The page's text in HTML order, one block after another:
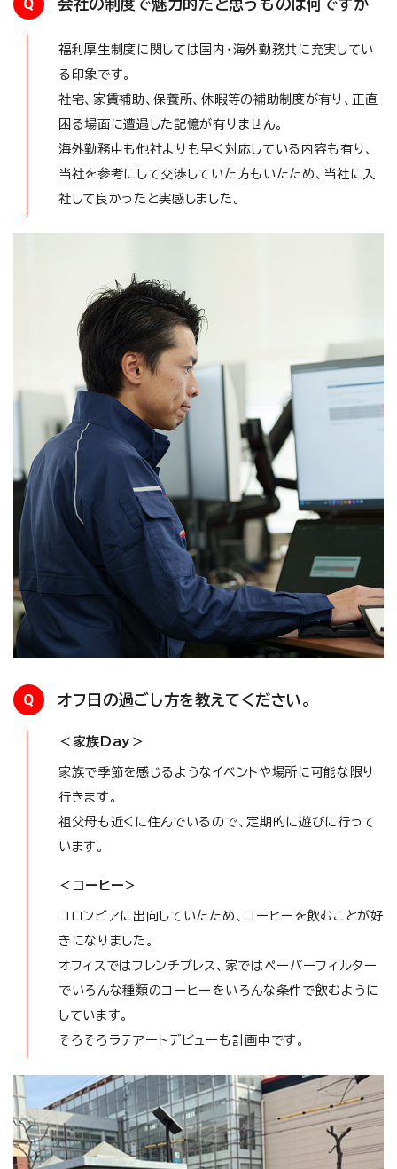
会社の制度で魅力的だと思うものは何ですか
福利厚生制度に関しては国内・海外勤務共に充実してい
る印象です。
社宅、家賃補助、保養所、休暇等の補助制度が有り、正直
困る場面に遭遇した記憶が有りません。
海外勤務中も他社よりも早く対応している内容も有り、
当社を参考にして交渉していた方もいたため、当社に入
社して良かったと実感しました。
Q オフ日の過ごし方を教えてください。
＜家族Day＞
家族で季節を感じるようなイベントや場所に可能な限り
行きます。
祖父母も近くに住んでいるので、定期的に遊びに行って
います。
＜コーヒー＞
コロンビアに出向していたため、コーヒーを飲むことが好
きになりました。
オフィスではフレンチプレス、家ではペーパーフィルター
でいろんな種類のコーヒーをいろんな条件で飲むように
しています。
そろそろラテアートデビューも計画中です。